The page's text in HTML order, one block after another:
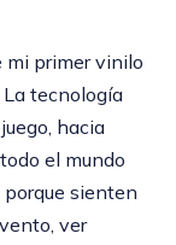
mi primer vinilo
tecnología
hacia
el mundo
sienten
ver